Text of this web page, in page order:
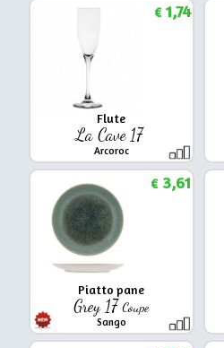
Flute
La Cave 17
Arcoroc
€1,74
Piatto pane
Grey 17Coupe
Sango
€3,61